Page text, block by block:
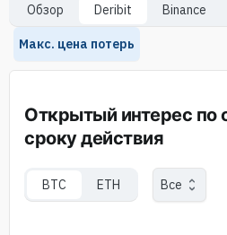
Обзор Deribit Binance
Макс. цена потерь
Открытый интерес по
сроку действия
BTC ETH Все